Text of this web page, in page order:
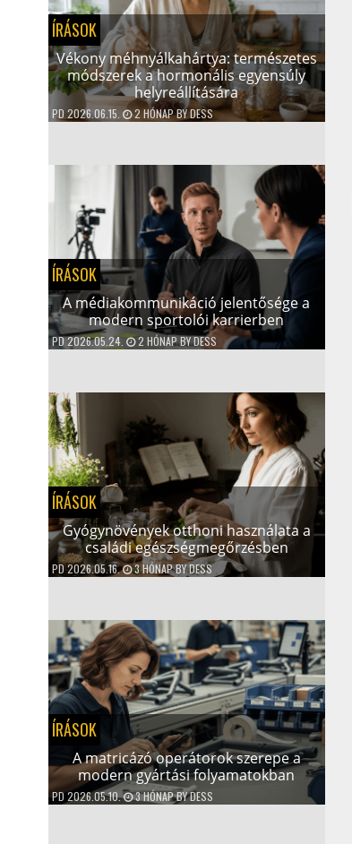
ÍRÁSOK
Vékony méhnyálkahártya: természetes
módszerek a hormonális egyensúly
helyreállítására
PD2026.06.15. 2 HÓNAPBYDESS
ÍRÁSOK
A médiakommunikáció jelentősége a
modern sportolói karrierben
PD2026.05.24. 2 HÓNAPBYDESS
ÍRÁSOK
Gyógynövények otthoni használata a
családi egészségmegőrzésben
PD2026.05.16. 3 HÓNAPBYDESS
ÍRÁSOK
A matricázó operátorok szerepe a
modern gyártási folyamatokban
PD2026.05.10. 3 HÓNAPBYDESS